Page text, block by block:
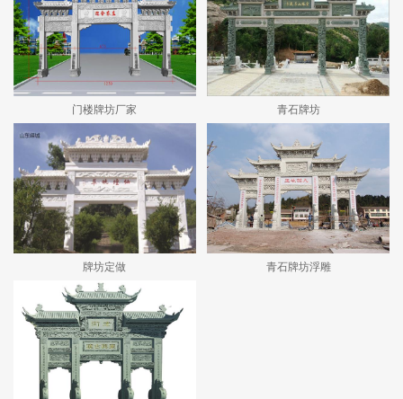
门楼牌坊厂家 青石牌坊
牌坊定做 青石牌坊浮雕